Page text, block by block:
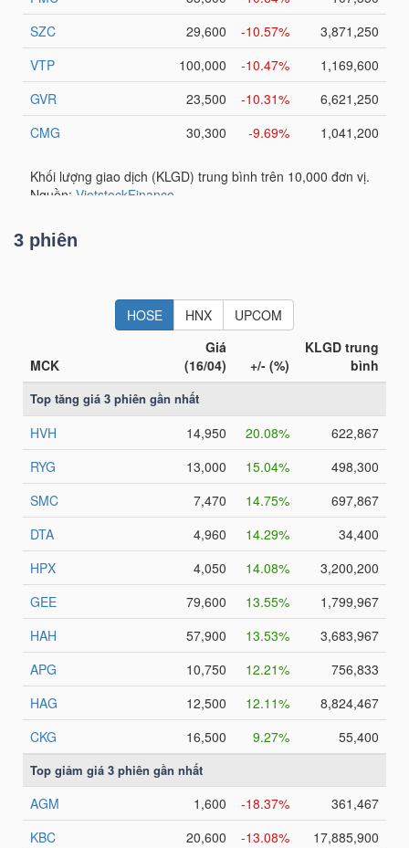
3 phiên
CÁ
NHÂN
VIETSTOCKFINANCE
NGÀNH
NGHIỆP
CỔ
PHIẾU
PHÁI
TRÁI
PHIẾU